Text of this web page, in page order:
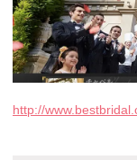
http://